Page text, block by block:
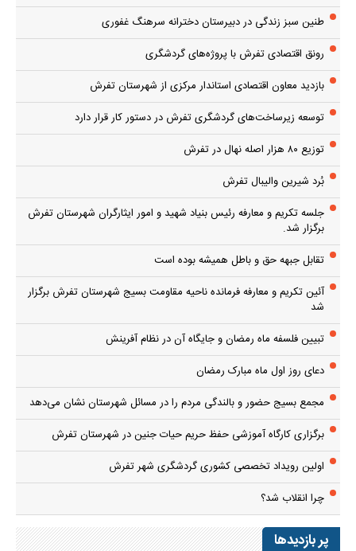
طنین سبز زندگی در دبیرستان دخترانه سرهنگ غفوری
رونق اقتصادی تفرش با پروژه‌های گردشگری
بازدید معاون اقتصادی استاندار مرکزی از شهرستان تفرش
توسعه زیرساخت‌های گردشگری تفرش در دستور کار قرار دارد
توزیع ۸۰ هزار اصله نهال در تفرش
بُرد شیرین والیبال تفرش
جلسه تکریم و معارفه رئیس بنیاد شهید و امور ایثارگران شهرستان تفرش
برگزار شد.
تقابل جبهه حق و باطل همیشه بوده است
آئین تکریم و معارفه فرمانده ناحیه مقاومت بسیج شهرستان تفرش برگزار
شد
تبیین فلسفه ماه رمضان و جایگاه آن در نظام آفرینش
دعای روز اول ماه مبارک رمضان
مجمع بسیج حضور و بالندگی مردم را در مسائل شهرستان نشان می‌دهد
برگزاری کارگاه آموزشی حفظ حریم حیات جنین در شهرستان تفرش
اولین رویداد تخصصی کشوری گردشگری شهر تفرش
چرا انقلاب شد؟
پر بازدیدها